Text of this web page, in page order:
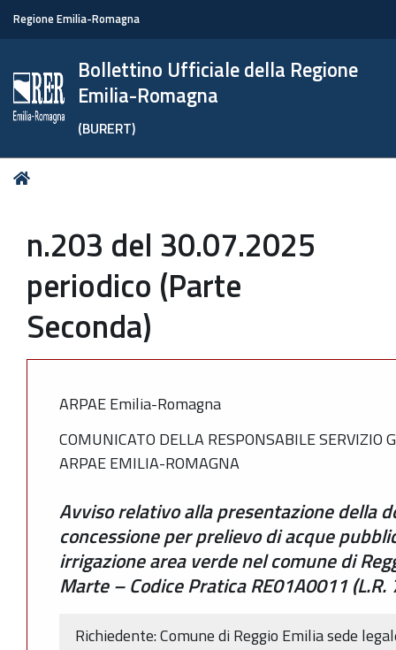
Regione Emilia-Romagna
Bollettino Ufficiale della Regione
Emilia-Romagna
(BURERT)
Tu
n.203 del 30.07.2025
periodico (Parte
Seconda)
ARPAE Emilia-Romagna
COMUNICATO DELLA RESPONSABILE SERVIZIO
ARPAE EMILIA-ROMAGNA
Avviso relativo alla presentazione della
concessione per prelievo di acque
irrigazione area verde nel comune di
Marte – Codice Pratica RE01A0011
Richiedente: Comune di Reggio Emilia sede